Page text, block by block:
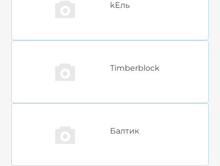
kЕль
Timberblock
Балтик